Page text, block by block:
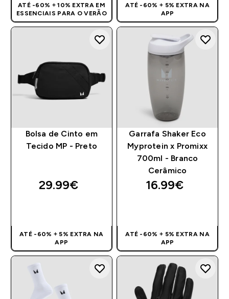
ATÉ -60% + 10% EXTRA EM
ESSENCIAIS PARA O VERÃO
ATÉ -60% + 5% EXTRA NA
APP
Bolsa de Cinto em
Tecido MP - Preto
29.99€‎
ATÉ -60% + 5% EXTRA NA
APP
Garrafa Shaker Eco
Myprotein x Promixx
700ml - Branco
Cerâmico
16.99€‎
ATÉ -60% + 5% EXTRA NA
APP